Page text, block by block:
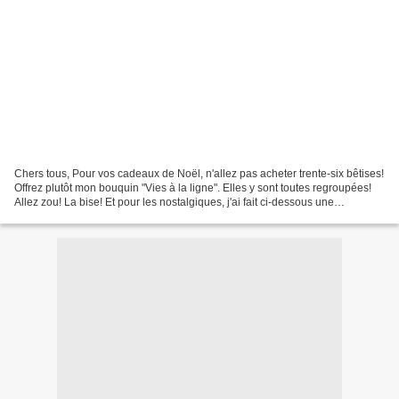
Chers tous, Pour vos cadeaux de Noël, n'allez pas acheter trente-six bêtises!
Offrez plutôt mon bouquin "Vies à la ligne". Elles y sont toutes regroupées!
Allez zou! La bise! Et pour les nostalgiques, j'ai fait ci-dessous une